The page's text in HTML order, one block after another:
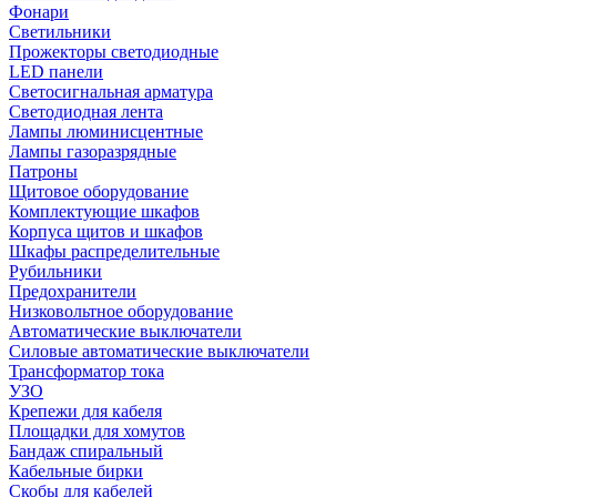
Фонари
Светильники
Прожекторы светодиодные
LED панели
Светосигнальная арматура
Светодиодная лента
Лампы люминисцентные
Лампы газоразрядные
Патроны
Щитовое оборудование
Комплектующие шкафов
Корпуса щитов и шкафов
Шкафы распределительные
Рубильники
Предохранители
Низковольтное оборудование
Автоматические выключатели
Силовые автоматические выключатели
Трансформатор тока
УЗО
Крепежи для кабеля
Площадки для хомутов
Бандаж спиральный
Кабельные бирки
Cкобы для кабелей